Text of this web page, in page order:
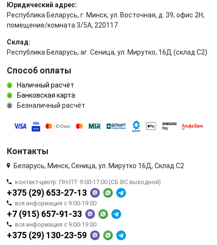
Юридический адрес:
Республика Беларусь, г. Минск, ул. Восточная, д. 39, офис 2Н,
помещение/комната 3/5А, 220117
Склад:
Республика Беларусь, аг. Сеница, ул. Мирутко, 16Д (склад С2)
Способ оплаты
Наличный расчёт
Банковская карта
Безналичный расчёт
Контакты
Беларусь, Минск, Сеница, ул. Мирутко 16Д, Склад С2
контакт-центр: ПН-ПТ 9:00-17:00 (СБ ВС выходной)
+375 (29) 653-27-13
вся информация с 9:00-19:00
+7 (915) 657-91-33
вся информация с 9:00-19:00
+375 (29) 130-23-59